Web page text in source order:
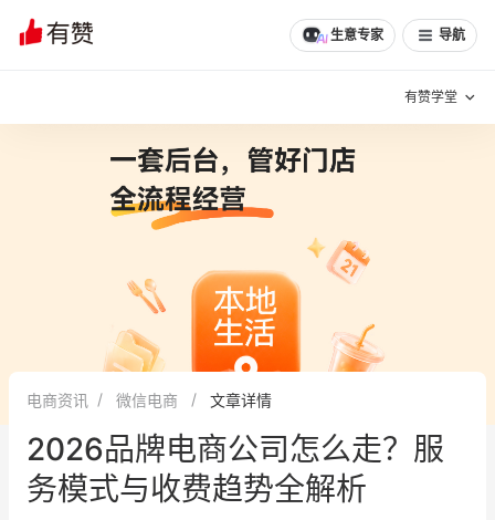
生意专家 导航
有赞学堂
增长方法
有赞专家说
新零售最佳实践
面对面聊增长
新零售大会 新零售茶会
电商资讯 微信电商 文章详情
2026品牌电商公司怎么走？服
务模式与收费趋势全解析